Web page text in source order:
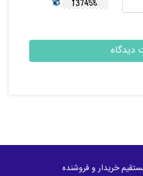
خریدار و فروشنده